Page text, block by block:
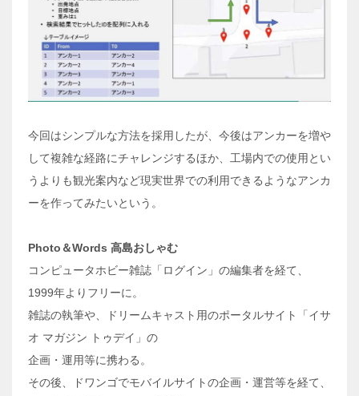
今回はシンプルな方法を採用したが、今後はアンカーを増や
して複雑な経路にチャレンジするほか、工場内での使用とい
うよりも観光案内など現実世界での利用できるようなアンカ
ーを作ってみたいという。
Photo ＆Words 高島おしゃむ
コンピュータホビー雑誌「ログイン」の編集者を経て、
1999年よりフリーに。
雑誌の執筆や、ドリームキャスト用のポータルサイト「イサ
オ マガジン トゥデイ」の
企画・運用等に携わる。
その後、ドワンゴでモバイルサイトの企画・運営等を経て、